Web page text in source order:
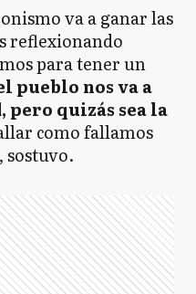
va a ganar las
reflexionando
para tener un
pueblo nos va a
quizás sea la
como fallamos
sostuvo.